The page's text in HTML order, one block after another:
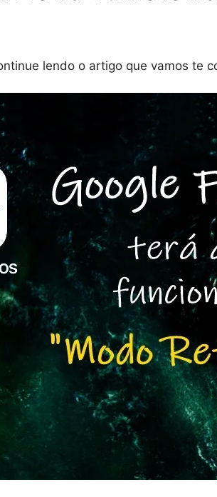
lendo o artigo que vamos te